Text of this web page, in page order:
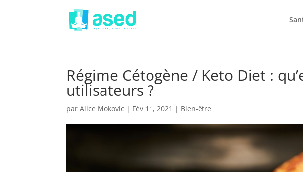
Régime Cétogène / Keto Diet :
utilisateurs ?
parAlice Mokovic | Fév 11, 2021 | Bien-être